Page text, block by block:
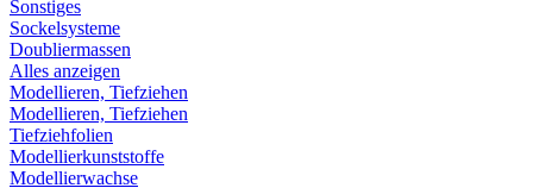
Sonstiges
Sockelsysteme
Doubliermassen
Alles anzeigen
Modellieren, Tiefziehen
Modellieren, Tiefziehen
Tiefziehfolien
Modellierkunststoffe
Modellierwachse